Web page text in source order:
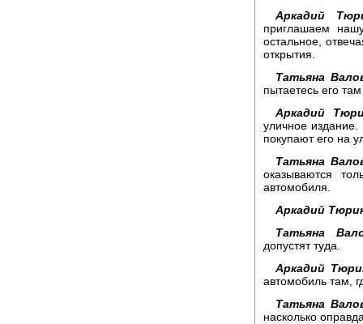
Аркадий
приглашаем
остальное,
открытия.
Татьяна
пытаетесь его
Аркадий
уличное
покупают его на
Татьяна
оказываются
автомобиля.
Аркадий
Татьяна
допустят туда.
Аркадий
автомобиль там,
Татьяна
насколько